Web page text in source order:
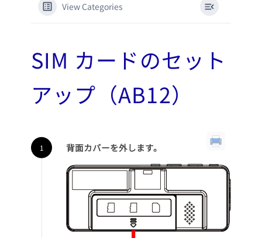
View Categories
SIM カードのセット
アップ（AB12）
背面カバーを外します。